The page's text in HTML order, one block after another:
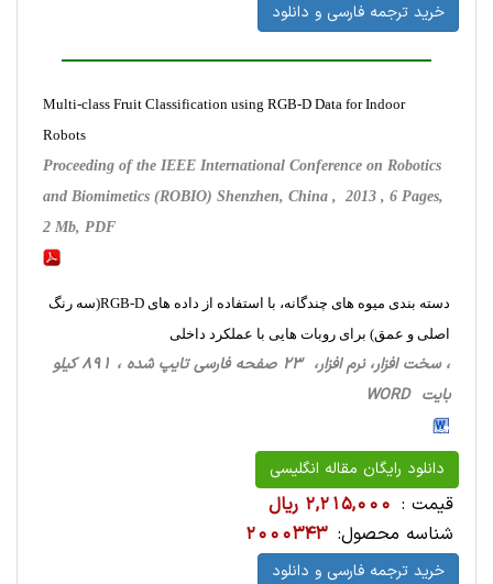
خرید ترجمه فارسی و دانلود
Multi-class Fruit Classification using RGB-D Data for Indoor
Robots
Proceeding of the IEEE International Conference on Robotics
and Biomimetics (ROBIO) Shenzhen, China , 2013 , 6 Pages,
2 Mb, PDF
دسته بندی میوه های چندگانه، با استفاده از داده های RGB-D(سه رنگ
اصلی و عمق) برای روبات هایی با عملکرد داخلی
، سخت ‌افزار، نرم افزار، 23 صفحه فارسی تایپ شده ، 891 کیلو
بایت WORD
دانلود رایگان مقاله انگلیسی
قیمت : 2,215,000 ریال
شناسه محصول: 2000343
خرید ترجمه فارسی و دانلود